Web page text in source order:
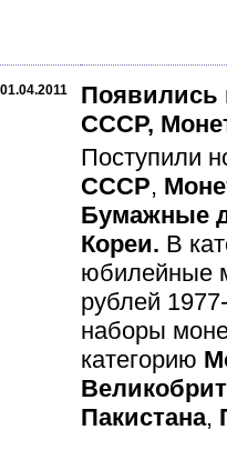
01.04.2011
Появились
СССР,
Поступили
СССР,
Бумажные
Кореи. В
юбилейные
рублей
наборы
категорию
Пакистана,